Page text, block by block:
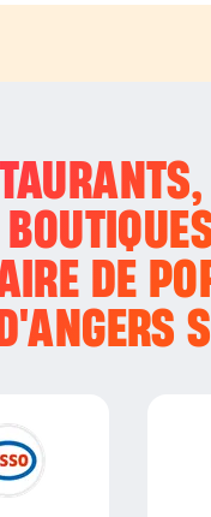
DE
D'ANGERS